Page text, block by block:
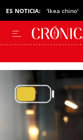
ES NOTICIA: 'Ikea chino'